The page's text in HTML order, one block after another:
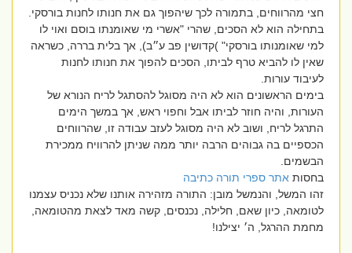
חצי מהרווחים, בתמורה לכך שיהפוך גם את חנותו לחנות בורסקי.
בתחילה הוא לא הסכים, שהרי "אשרי מי שאומנתו בוסם ואוי לו
למי שאומנותו בורסקי" )קדושין פב ע״ב), אך בלית בררה, כשראה
שאין לו להביא טרף לביתו, הסכים להפוך את חנותו לחנות
לעיבוד עורות.
בימים הראשונים הוא לא היה מסוגל להסתגל לריח הנורא של
העורות, והיה חוזר לביתו אבל וחפוי ראש, אך במשך הימים
התרגל לריח, ושוב לא היה מסוגל לעזב עבודה זו, שהרווחים
הכספיים בה גבוהים הרבה יותר ממה שניתן להרוויח ממכירת
הבשמים.
בחסות אתר ספרי תורה כתיבה
זהו המשל, והנמשל מובן: התורה מזהירה אותנו שלא נכניס עצמנו
לטומאה, כיון שאם, חלילה, נכנסים, קשה מאד לצאת מהטומאה,
מחמת ההרגל, ה׳ יצילנו!